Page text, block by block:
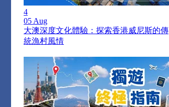
4
05 Aug
大澳深度文化體驗：探索香港威尼斯的傳
統漁村風情